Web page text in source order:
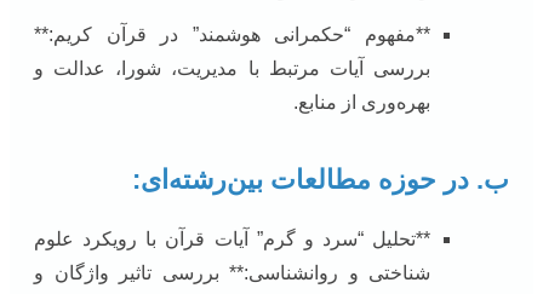
**مفهوم “حکمرانی هوشمند” در قرآن کریم:**
بررسی آیات مرتبط با مدیریت، شورا، عدالت و
بهره‌وری از منابع.
ب. در حوزه مطالعات بین‌رشته‌ای:
**تحلیل “سرد و گرم” آیات قرآن با رویکرد علوم
شناختی و روانشناسی:** بررسی تاثیر واژگان و